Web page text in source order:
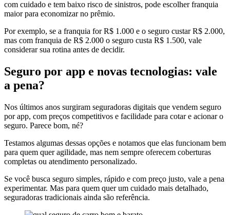
com cuidado e tem baixo risco de sinistros, pode escolher franquia
maior para economizar no prêmio.
Por exemplo, se a franquia for R$ 1.000 e o seguro custar R$ 2.000,
mas com franquia de R$ 2.000 o seguro custa R$ 1.500, vale
considerar sua rotina antes de decidir.
Seguro por app e novas tecnologias: vale
a pena?
Nos últimos anos surgiram seguradoras digitais que vendem seguro
por app, com preços competitivos e facilidade para cotar e acionar o
seguro. Parece bom, né?
Testamos algumas dessas opções e notamos que elas funcionam bem
para quem quer agilidade, mas nem sempre oferecem coberturas
completas ou atendimento personalizado.
Se você busca seguro simples, rápido e com preço justo, vale a pena
experimentar. Mas para quem quer um cuidado mais detalhado,
seguradoras tradicionais ainda são referência.